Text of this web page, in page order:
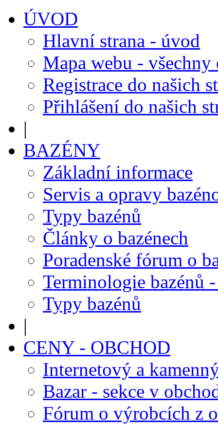
ÚVOD
Hlavní strana - úvod
Mapa webu - všechny
Registrace do našich
Přihlášení do našich
|
BAZÉNY
Základní informace
Servis a opravy
Typy bazénů
Články o bazénech
Poradenské fórum o
Terminologie bazénů
Typy bazénů
|
CENY - OBCHOD
Internetový a
Bazar - sekce v
Fórum o výrobcích z